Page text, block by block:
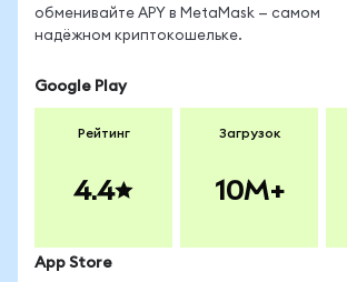
обменивайте APY в MetaMask — самом
надёжном криптокошельке.
Google Play
Рейтинг
4.4
Загрузок
10M+
App Store